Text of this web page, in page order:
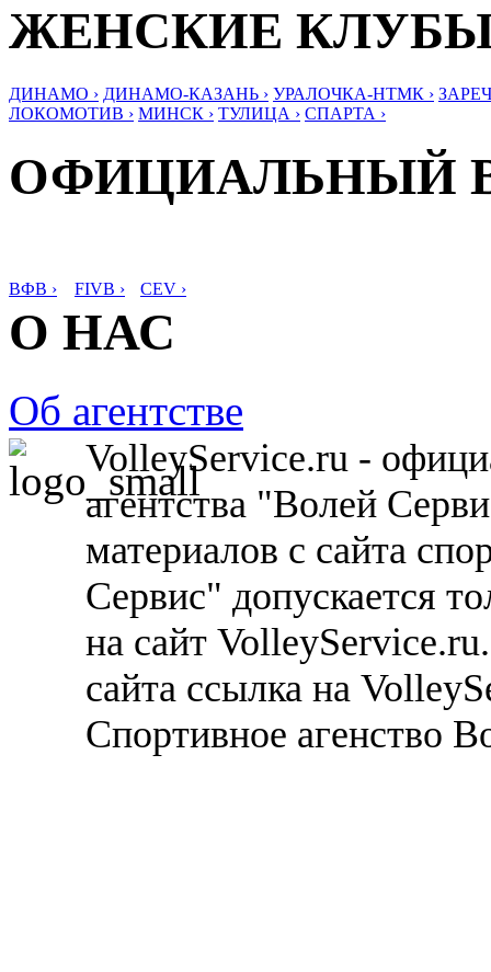
ЖЕНСКИЕ
ДИНАМО › ДИНАМО-КАЗАНЬ › УРАЛОЧКА-НТМК ›
ЛОКОМОТИВ › МИНСК › ТУЛИЦА › СПАРТА ›
ОФИЦИАЛЬНЫЙ
ВФВ › FIVB › CEV ›
О НАС
Об агентстве
VolleyService.ru -
агентства "Волей
материалов с сайта
Сервис" допускается
на сайт
сайта ссылка на
Спортивное агенство